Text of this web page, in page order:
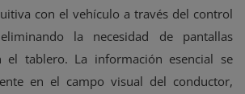
con el vehículo a través del control
la necesidad de pantallas
el tablero. La información esencial se
en el campo visual del conductor,